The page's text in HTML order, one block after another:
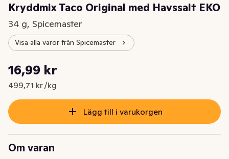
Kryddmix Taco Original med Havssalt EKO
34 g, Spicemaster
Visa alla varor från Spicemaster
Nuvarande pris är: 16,99 kr
16,99 kr
499,71 kr /kg
Styckpris: 499,71 kr /kg
Lägg till i varukorgen
Om varan